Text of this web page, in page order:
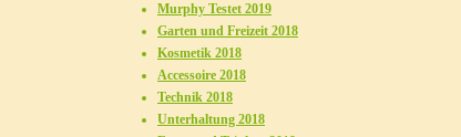
Murphy Testet 2019
Garten und Freizeit 2018
Kosmetik 2018
Accessoire 2018
Technik 2018
Unterhaltung 2018